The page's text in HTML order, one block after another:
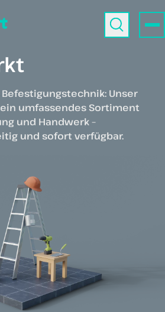
Unser
umfassendes Sortiment
und Handwerk –
und sofort verfügbar.